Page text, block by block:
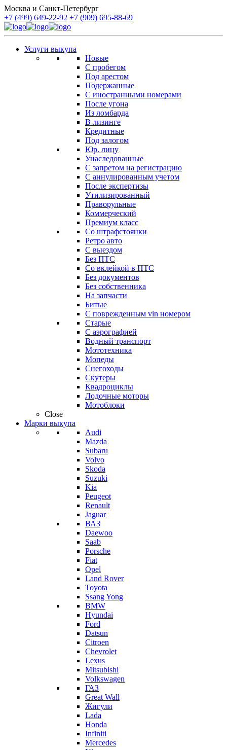
Москва и Санкт-Петербург
+7 (499) 649-22-92 +7 (909) 695-88-69
Услуги выкупа
Новые
С пробегом
Под арестом
Подержанные
С иностранными номерами
После угона
Из ломбарда
В лизинге
Кредитные
Под залогом
Юр. лицу
Унаследованные
С запретом на регистрацию
С аннулированным учетом
После экспертизы
Утилизированный
Праворульные
Коммерческий
Премиум класс
Со штрафстоянки
Ретро авто
С выездом
Без ПТС
Со вклейкой в ПТС
Без документов
Без собственника
На запчасти
Битые
С поврежденным vin номером
Старые
С аэрографией
Водный транспорт
Мототехника
Мопеды
Снегоходы
Скутеры
Квадроциклы
Лодочные моторы
Мотоблоки
Close
Марки выкупа
Audi
Mazda
Subaru
Volvo
Skoda
Suzuki
Kia
Peugeot
Renault
Jaguar
ВАЗ
Daewoo
Saab
Porsche
Fiat
Opel
Land Rover
Toyota
Ssang Yong
BMW
Hyundai
Ford
Datsun
Citroen
Chevrolet
Lexus
Mitsubishi
Volkswagen
ГАЗ
Great Wall
Жигули
Lada
Honda
Infiniti
Mercedes